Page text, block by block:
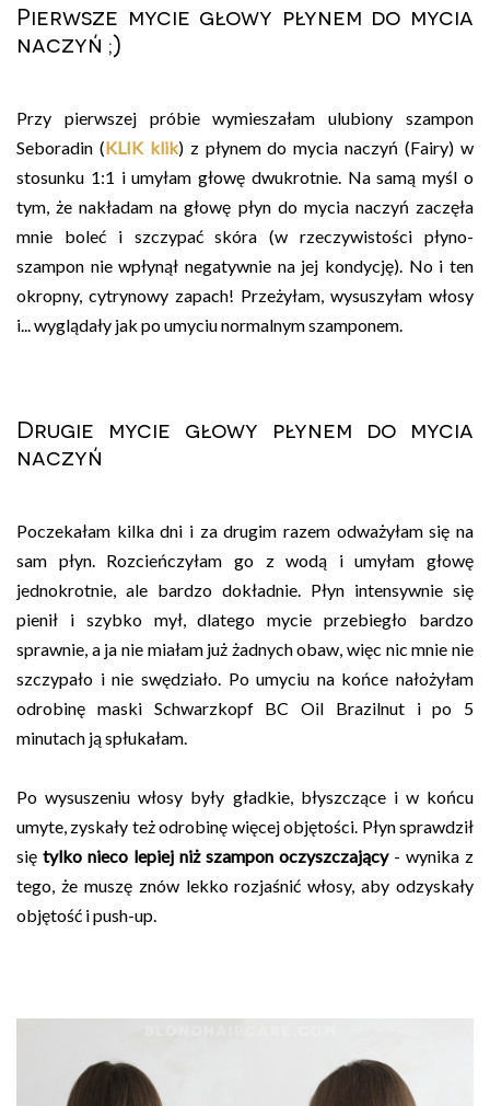
Pierwsze mycie głowy płynem do mycia
naczyń ;)
Przy pierwszej próbie wymieszałam ulubiony szampon
Seboradin (KLIK klik) z płynem do mycia naczyń (Fairy) w
stosunku 1:1 i umyłam głowę dwukrotnie. Na samą myśl o
tym, że nakładam na głowę płyn do mycia naczyń zaczęła
mnie boleć i szczypać skóra (w rzeczywistości płyno-
szampon nie wpłynął negatywnie na jej kondycję). No i ten
okropny, cytrynowy zapach! Przeżyłam, wysuszyłam włosy
i... wyglądały jak po umyciu normalnym szamponem.
Drugie mycie głowy płynem do mycia
naczyń
Poczekałam kilka dni i za drugim razem odważyłam się na
sam płyn. Rozcieńczyłam go z wodą i umyłam głowę
jednokrotnie, ale bardzo dokładnie. Płyn intensywnie się
pienił i szybko mył, dlatego mycie przebiegło bardzo
sprawnie, a ja nie miałam już żadnych obaw, więc nic mnie nie
szczypało i nie swędziało. Po umyciu na końce nałożyłam
odrobinę maski Schwarzkopf BC Oil Brazilnut i po 5
minutach ją spłukałam.
Po wysuszeniu włosy były gładkie, błyszczące i w końcu
umyte, zyskały też odrobinę więcej objętości. Płyn sprawdził
się tylko nieco lepiej niż szampon oczyszczający - wynika z
tego, że muszę znów lekko rozjaśnić włosy, aby odzyskały
objętość i push-up.